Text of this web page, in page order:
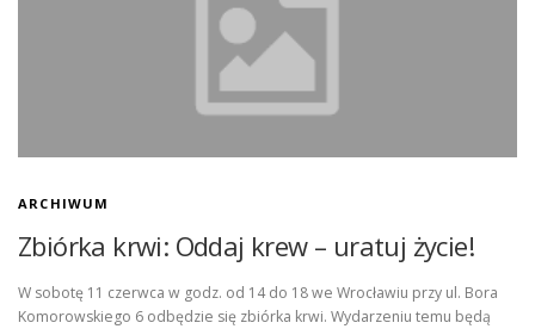
ARCHIWUM
Zbiórka krwi: Oddaj krew – uratuj życie!
W sobotę 11 czerwca w godz. od 14 do 18 we Wrocławiu przy ul. Bora
Komorowskiego 6 odbędzie się zbiórka krwi. Wydarzeniu temu będą